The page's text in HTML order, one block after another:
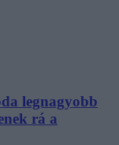
legnagyobb
rá a